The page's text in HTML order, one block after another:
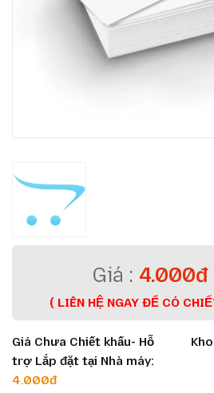
4.000đ
( LIÊN HỆ NGAY ĐỂ CÓ
Giá Chưa Chiết khấu- Hỗ
trợ Lắp đặt tại Nhà máy:
4.000đ